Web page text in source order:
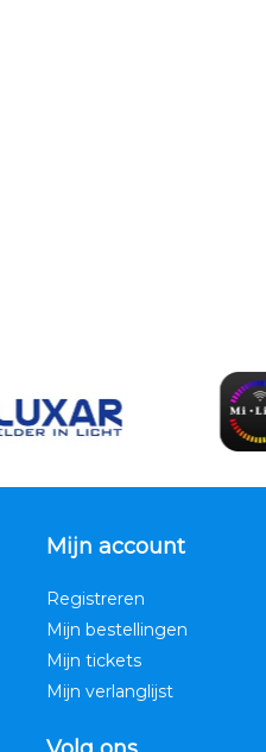
Mijn account
Registreren
Mijn bestellingen
Mijn tickets
Mijn verlanglijst